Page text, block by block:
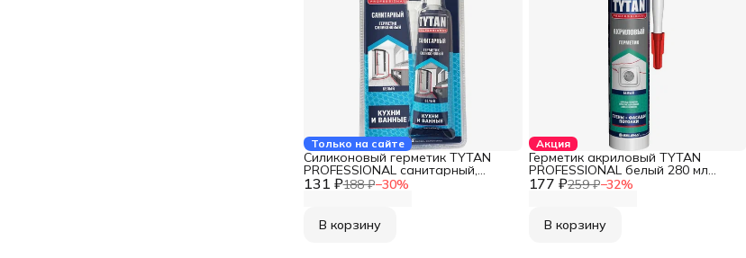
Только на сайте
131 ₽188 ₽−30%
Силиконовый герметик TYTAN
PROFESSIONAL санитарный,
белый, 85 мл 17601 270881
В корзину
Акция
177 ₽259 ₽−32%
Герметик акриловый TYTAN
PROFESSIONAL белый 280 мл
14889 262446
В корзину